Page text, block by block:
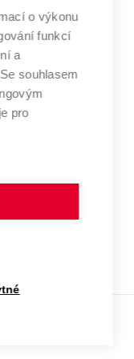
o výkonu
funkcí
a
souhlasem
pro